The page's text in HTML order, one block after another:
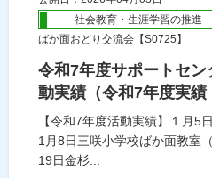
社会教育・生涯学習の推進
ばか面おどり交流会【S0725】
令和7年度サポートセ
動実績（令和7年度実績
【令和7年度活動実績】１月5
1月8日三咲小学校ばか面教室（
19日金杉...